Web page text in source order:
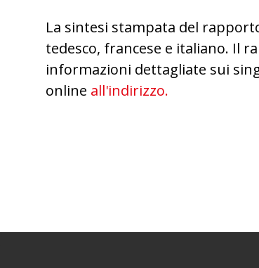
La sintesi stampata del
tedesco, francese e italiano. Il
informazioni dettagliate sui
online all'indirizzo.